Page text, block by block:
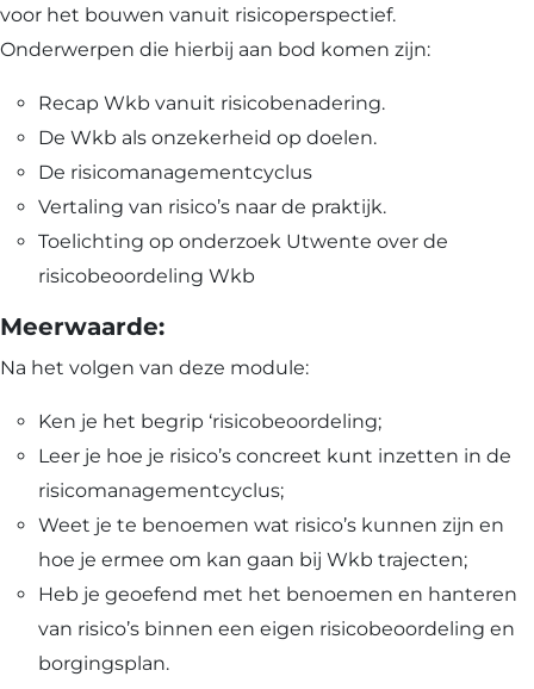
voor het bouwen vanuit risicoperspectief.
Onderwerpen die hierbij aan bod komen zijn:
Recap Wkb vanuit risicobenadering.
De Wkb als onzekerheid op doelen.
De risicomanagementcyclus
Vertaling van risico’s naar de praktijk.
Toelichting op onderzoek Utwente over de
risicobeoordeling Wkb
Meerwaarde:
Na het volgen van deze module:
Ken je het begrip ‘risicobeoordeling;
Leer je hoe je risico’s concreet kunt inzetten in de
risicomanagementcyclus;
Weet je te benoemen wat risico’s kunnen zijn en
hoe je ermee om kan gaan bij Wkb trajecten;
Heb je geoefend met het benoemen en hanteren
van risico’s binnen een eigen risicobeoordeling en
borgingsplan.